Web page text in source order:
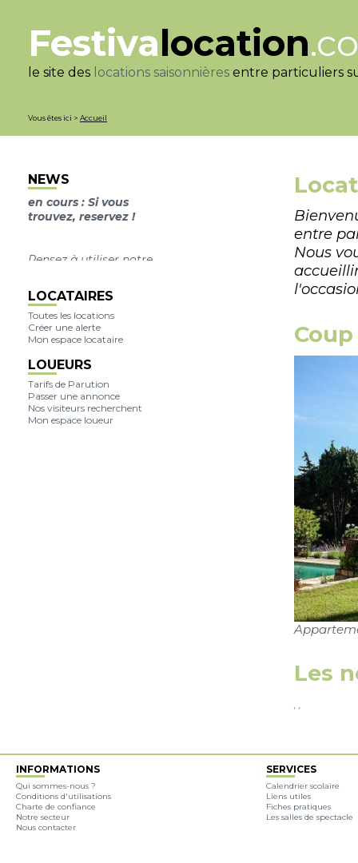
Festivalocation
le site des locations saisonnières entre particuliers
Vous êtes ici > Accueil
NEWS
Nous informons notre
clientèle que nous ne
location pour la saison
en cours : Si vous
trouvez, reservez !
moteur de recherche
logements disponibles à
la location sur la période
demandée !
Annonceurs : Vous avez
pour projet de vendre
votre propriété ? Cliquez
ici !
LOCATAIRES
Toutes les locations
Créer une alerte
Mon espace locataire
LOUEURS
Tarifs de Parution
Passer une annonce
Nos visiteurs recherchent
Mon espace loueur
entre
Nous
Les
, ,
INFORMATIONS
Qui sommes-nous ?
Conditions d'utilisations
Charte de confiance
Notre secteur
Nous contacter
SERVICES
Calendrier scolaire
Liens utiles
Fiches pratiques
Les salles de spectacle